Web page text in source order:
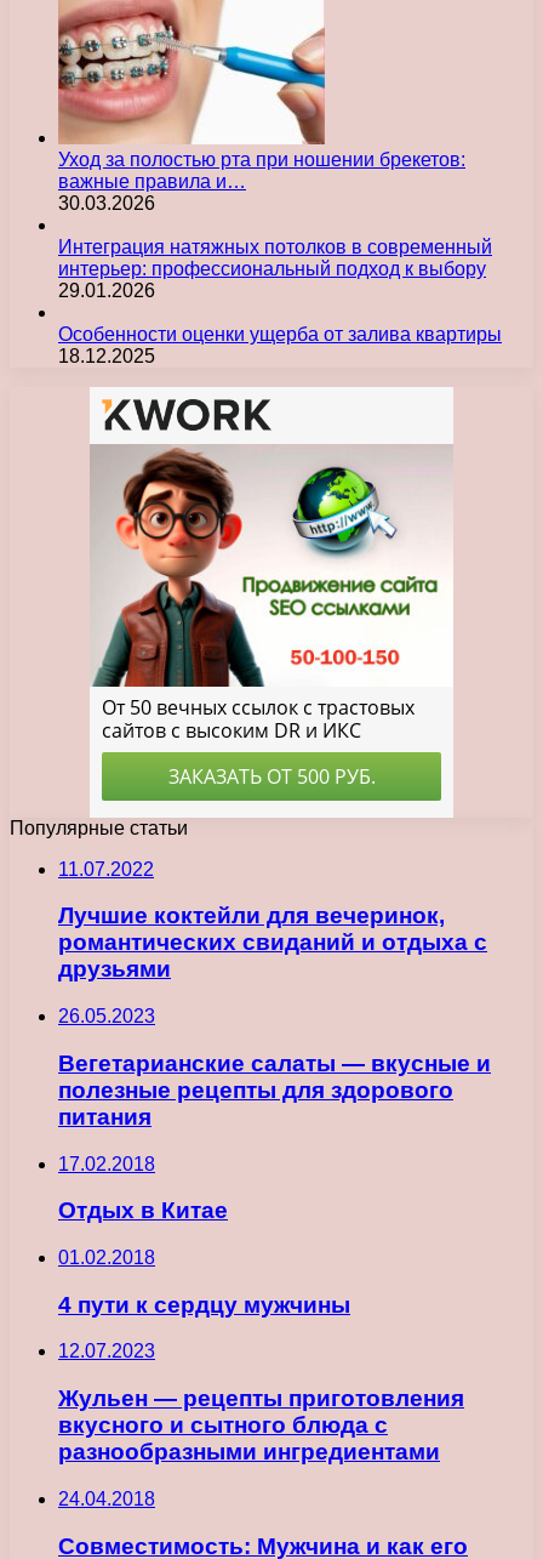
Уход за полостью рта при ношении брекетов:
важные правила и…
30.03.2026
Интеграция натяжных потолков в современный
интерьер: профессиональный подход к выбору
29.01.2026
Особенности оценки ущерба от залива квартиры
18.12.2025
Популярные статьи
11.07.2022
Лучшие коктейли для вечеринок,
романтических свиданий и отдыха с
друзьями
26.05.2023
Вегетарианские салаты — вкусные и
полезные рецепты для здорового
питания
17.02.2018
Отдых в Китае
01.02.2018
4 пути к сердцу мужчины
12.07.2023
Жульен — рецепты приготовления
вкусного и сытного блюда с
разнообразными ингредиентами
24.04.2018
Совместимость: Мужчина и как его